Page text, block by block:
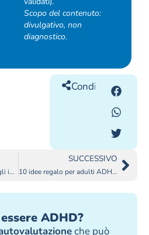
Scopo del contenuto:
divulgativo, non
diagnostico.
Condividilo
Genitori ADHD: Gestisci gli impegni dei tuoi figli
SUCCESSIVO
10 idee regalo per adulti ADHD per Natale
ADHD?
che può